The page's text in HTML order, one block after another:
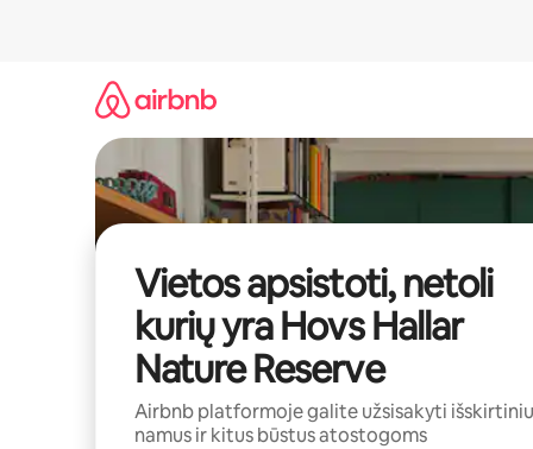
Vietos apsistoti, netoli
kurių yra Hovs Hallar
Nature Reserve
Airbnb platformoje galite užsisakyti
namus ir kitus būstus atostogoms